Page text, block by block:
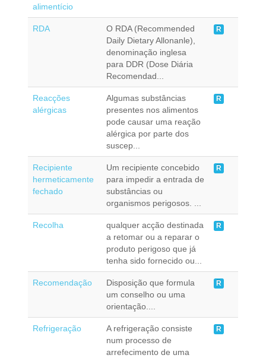
alimentício
RDA
O RDA (Recommended
Daily Dietary Allonanle),
denominação inglesa
para DDR (Dose Diária
Recomendad...
R
Reacções
alérgicas
Algumas substâncias
presentes nos alimentos
pode causar uma reação
alérgica por parte dos
suscep...
R
Recipiente
hermeticamente
fechado
Um recipiente concebido
para impedir a entrada de
substâncias ou
organismos perigosos. ...
R
Recolha
qualquer acção destinada
a retomar ou a reparar o
produto perigoso que já
tenha sido fornecido ou...
R
Recomendação
Disposição que formula
um conselho ou uma
orientação....
R
Refrigeração
A refrigeração consiste
num processo de
arrefecimento de uma
R